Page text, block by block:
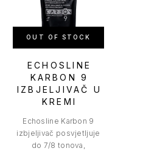
OUT OF STOCK
ECHOSLINE
KARBON 9
IZBJELJIVAČ U
KREMI
Echosline Karbon 9
izbjeljivač posvjetljuje
do 7/8 tonova,